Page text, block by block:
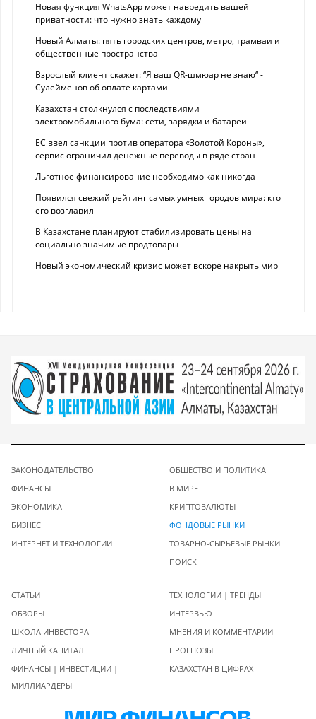
Новая функция WhatsApp может навредить вашей
приватности: что нужно знать каждому
Новый Алматы: пять городских центров, метро, трамваи и
общественные пространства
Взрослый клиент скажет: “Я ваш QR-шмюар не знаю“ -
Сулейменов об оплате картами
Казахстан столкнулся с последствиями
электромобильного бума: сети, зарядки и батареи
ЕС ввел санкции против оператора «Золотой Короны»,
сервис ограничил денежные переводы в ряде стран
Льготное финансирование необходимо как никогда
Появился свежий рейтинг самых умных городов мира: кто
его возглавил
В Казахстане планируют стабилизировать цены на
социально значимые продтовары
Новый экономический кризис может вскоре накрыть мир
ЗАКОНОДАТЕЛЬСТВО
ФИНАНСЫ
ЭКОНОМИКА
БИЗНЕС
ИНТЕРНЕТ И ТЕХНОЛОГИИ
ОБЩЕСТВО И ПОЛИТИКА
В МИРЕ
КРИПТОВАЛЮТЫ
ФОНДОВЫЕ РЫНКИ
ТОВАРНО-СЫРЬЕВЫЕ РЫНКИ
ПОИСК
СТАТЬИ
ОБЗОРЫ
ШКОЛА ИНВЕСТОРА
ЛИЧНЫЙ КАПИТАЛ
ФИНАНСЫ | ИНВЕСТИЦИИ |
МИЛЛИАРДЕРЫ
ТЕХНОЛОГИИ | ТРЕНДЫ
ИНТЕРВЬЮ
МНЕНИЯ И КОММЕНТАРИИ
ПРОГНОЗЫ
КАЗАХСТАН В ЦИФРАХ